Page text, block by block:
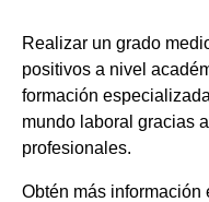
Realizar un grado
positivos a nivel
formación
mundo laboral gracias
profesionales.
Obtén más información